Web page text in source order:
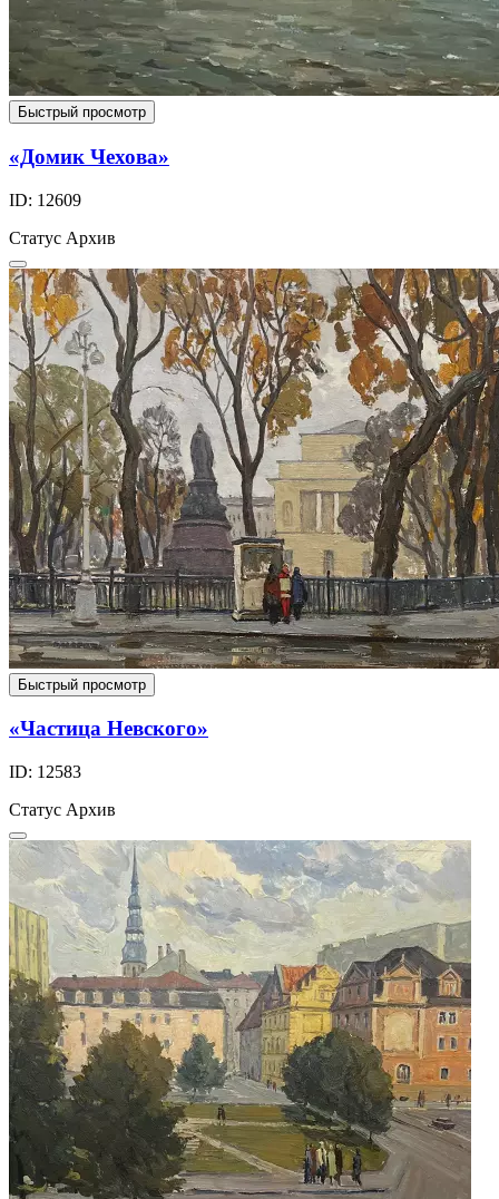
Быстрый просмотр
«Домик Чехова»
ID: 12609
Статус Архив
Быстрый просмотр
«Частица Невского»
ID: 12583
Статус Архив